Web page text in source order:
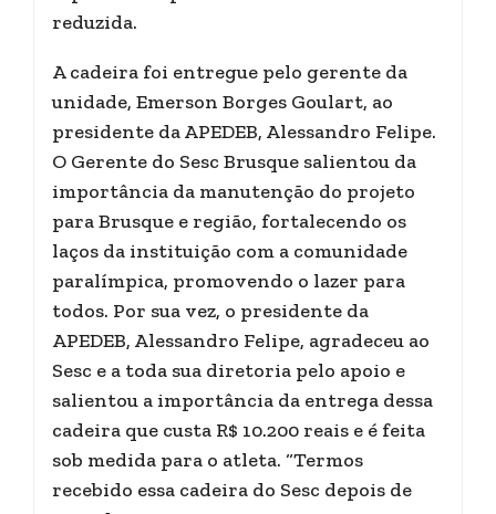
reduzida.
A cadeira foi entregue pelo gerente da
unidade, Emerson Borges Goulart, ao
presidente da APEDEB, Alessandro Felipe.
O Gerente do Sesc Brusque salientou da
importância da manutenção do projeto
para Brusque e região, fortalecendo os
laços da instituição com a comunidade
paralímpica, promovendo o lazer para
todos. Por sua vez, o presidente da
APEDEB, Alessandro Felipe, agradeceu ao
Sesc e a toda sua diretoria pelo apoio e
salientou a importância da entrega dessa
cadeira que custa R$ 10.200 reais e é feita
sob medida para o atleta. “Termos
recebido essa cadeira do Sesc depois de